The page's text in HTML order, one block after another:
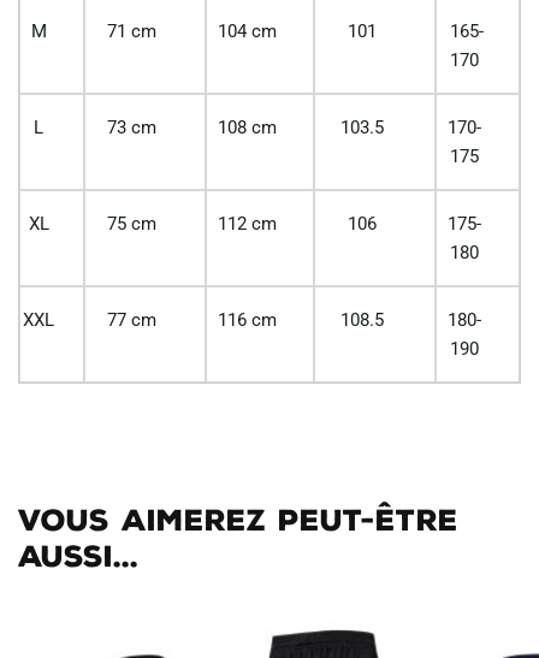
M 71 cm 104 cm 101
165-
170
L 73 cm 108 cm 103.5
170-
175
XL 75 cm 112 cm 106
175-
180
XXL 77 cm 116 cm 108.5
180-
190
Vous aimerez peut-être
aussi...